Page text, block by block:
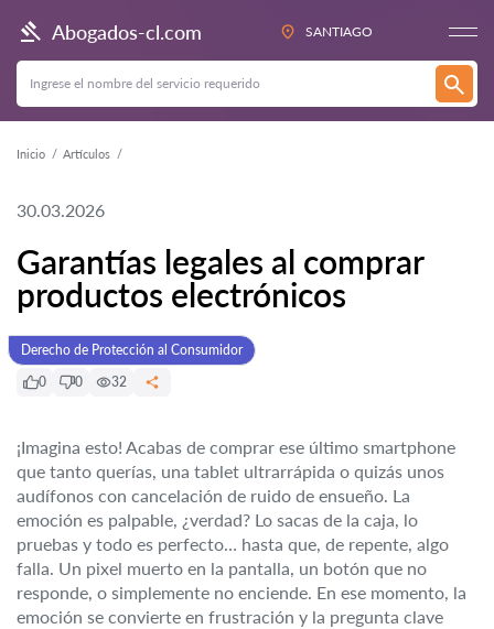
Abogados-cl.com SANTIAGO
Inicio Artículos
30.03.2026
Garantías legales al comprar
productos electrónicos
Derecho de Protección al Consumidor
0
0 32
¡Imagina esto! Acabas de comprar ese último smartphone
que tanto querías, una tablet ultrarrápida o quizás unos
audífonos con cancelación de ruido de ensueño. La
emoción es palpable, ¿verdad? Lo sacas de la caja, lo
pruebas y todo es perfecto… hasta que, de repente, algo
falla. Un pixel muerto en la pantalla, un botón que no
responde, o simplemente no enciende. En ese momento, la
emoción se convierte en frustración y la pregunta clave